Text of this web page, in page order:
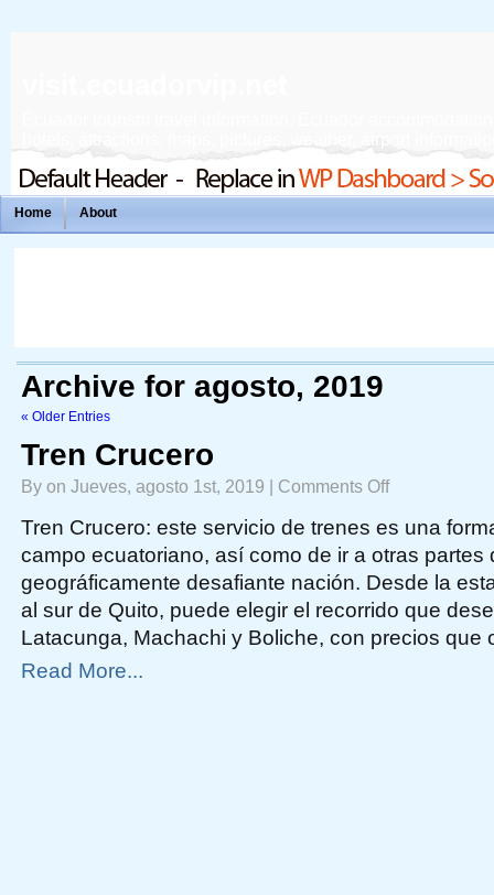
Home About
Archive for agosto, 2019
« Older Entries
Tren Crucero
By on Jueves, agosto 1st, 2019 | Comments Offon
Tren Crucero: este servicio de trenes es una
campo ecuatoriano, así como de ir a otras partes
geográficamente desafiante nación. Desde la
al sur de Quito, puede elegir el recorrido que
Latacunga, Machachi y Boliche, con precios
Read More...